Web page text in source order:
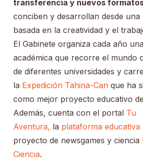
transferencia y nuevos
conciben y desarrollan desde una
basada en la creatividad y el
El Gabinete organiza cada año
académica que recorre el mundo
de diferentes universidades y
la Expedición Tahina-Canque ha
como mejor proyecto educativo
Además, cuenta con el portal Tu
Aventura, la plataforma educativa
proyecto de newsgames y ciencia
Ciencia.